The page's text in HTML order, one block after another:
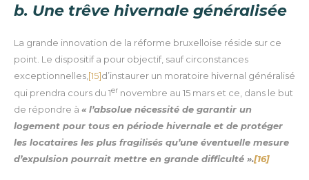
b. Une trêve hivernale généralisée
La grande innovation de la réforme bruxelloise réside sur ce
point. Le dispositif a pour objectif, sauf circonstances
exceptionnelles, [15]d’instaurer un moratoire hivernal généralisé
qui prendra cours du 1er novembre au 15 mars et ce, dans le but
de répondre à « l’absolue nécessité de garantir un
logement pour tous en période hivernale et de protéger
les locataires les plus fragilisés qu’une éventuelle mesure
d’expulsion pourrait mettre en grande difficulté ».[16]